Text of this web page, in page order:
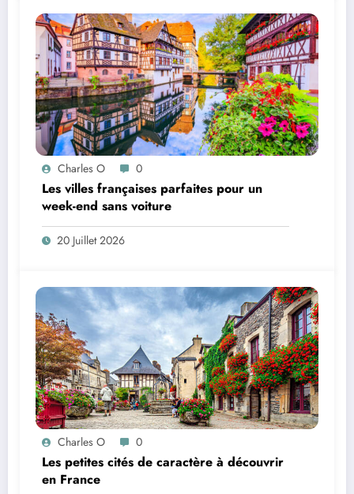
Charles O 0
Les villes françaises parfaites pour un
week-end sans voiture
20 Juillet 2026
Charles O 0
Les petites cités de caractère à découvrir
en France